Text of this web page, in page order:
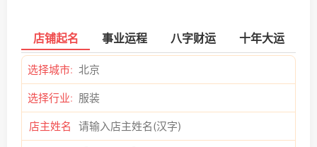
店铺起名 事业运程 八字财运 十年大运
选择城市:
选择行业:
店主姓名